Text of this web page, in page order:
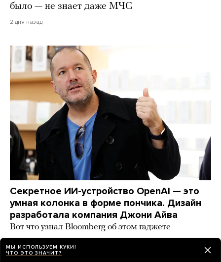
было — не знает даже МЧС
2 дня назад
Секретное ИИ-устройство OpenAI — это
умная колонка в форме пончика. Дизайн
разработала компания Джони Айва
Вот что узнал Bloomberg об этом гаджете
НОВОСТИ
МЫ ИСПОЛЬЗУЕМ КУКИ!
ЧТО ЭТО ЗНАЧИТ?